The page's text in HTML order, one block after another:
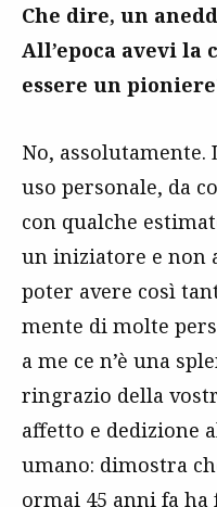
Che dire, un
All’epoca avevi la
essere un
No, assolutamente.
uso personale, da
con qualche
un iniziatore e non
poter avere così
mente di molte
a me ce n’è una
ringrazio della
affetto e dedizione
umano: dimostra
ormai 45 anni fa